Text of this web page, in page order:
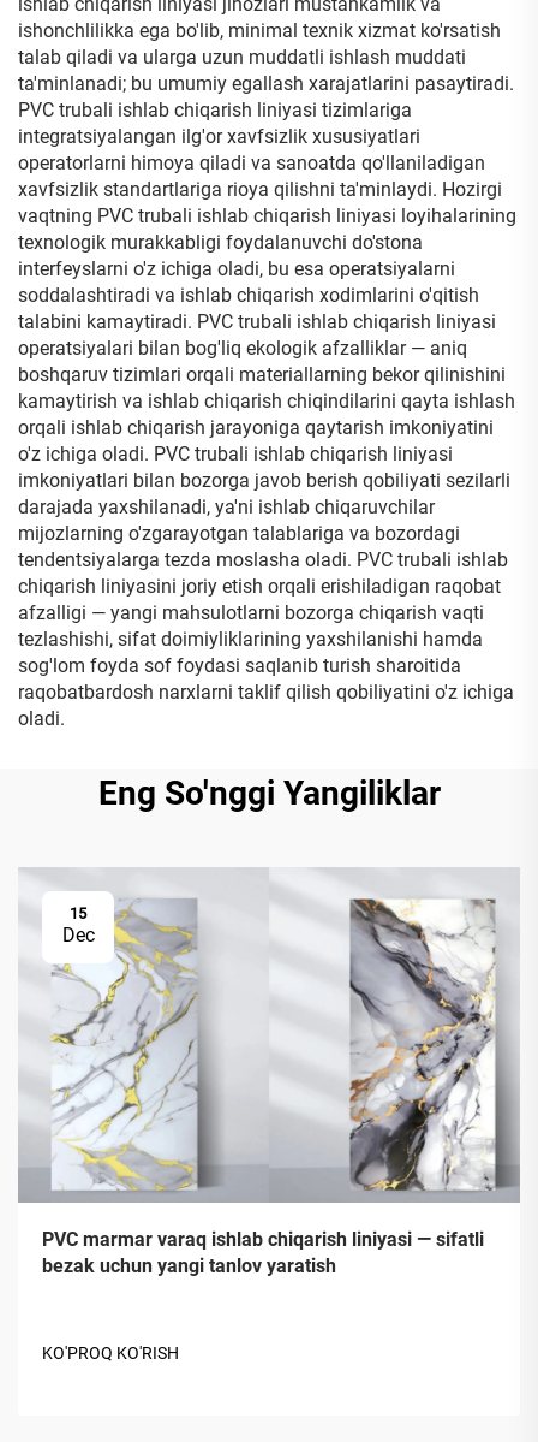
ishonchlilikka ega bo'lib, minimal texnik xizmat ko'rsatish
talab qiladi va ularga uzun muddatli ishlash muddati
ta'minlanadi; bu umumiy egallash xarajatlarini pasaytiradi.
PVC trubali ishlab chiqarish liniyasi tizimlariga
integratsiyalangan ilg'or xavfsizlik xususiyatlari
operatorlarni himoya qiladi va sanoatda qo'llaniladigan
xavfsizlik standartlariga rioya qilishni ta'minlaydi. Hozirgi
vaqtning PVC trubali ishlab chiqarish liniyasi loyihalarining
texnologik murakkabligi foydalanuvchi do'stona
interfeyslarni o'z ichiga oladi, bu esa operatsiyalarni
soddalashtiradi va ishlab chiqarish xodimlarini o'qitish
talabini kamaytiradi. PVC trubali ishlab chiqarish liniyasi
operatsiyalari bilan bog'liq ekologik afzalliklar — aniq
boshqaruv tizimlari orqali materiallarning bekor qilinishini
kamaytirish va ishlab chiqarish chiqindilarini qayta ishlash
orqali ishlab chiqarish jarayoniga qaytarish imkoniyatini
o'z ichiga oladi. PVC trubali ishlab chiqarish liniyasi
imkoniyatlari bilan bozorga javob berish qobiliyati sezilarli
darajada yaxshilanadi, ya'ni ishlab chiqaruvchilar
mijozlarning o'zgarayotgan talablariga va bozordagi
tendentsiyalarga tezda moslasha oladi. PVC trubali ishlab
chiqarish liniyasini joriy etish orqali erishiladigan raqobat
afzalligi — yangi mahsulotlarni bozorga chiqarish vaqti
tezlashishi, sifat doimiyliklarining yaxshilanishi hamda
sog'lom foyda sof foydasi saqlanib turish sharoitida
raqobatbardosh narxlarni taklif qilish qobiliyatini o'z ichiga
oladi.
Eng So'nggi Yangiliklar
15
Dec
PVC marmar varaq ishlab chiqarish liniyasi — sifatli
bezak uchun yangi tanlov yaratish
KO'PROQ KO'RISH